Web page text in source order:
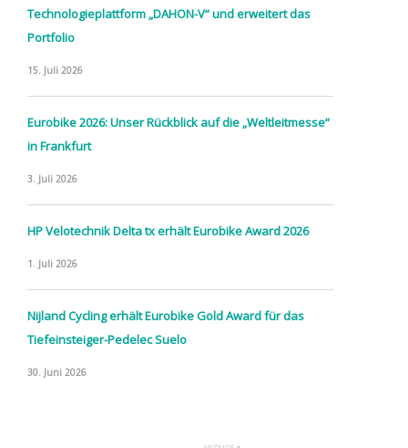
Technologieplattform „DAHON-V“ und erweitert das
Portfolio
15. Juli 2026
Eurobike 2026: Unser Rückblick auf die „Weltleitmesse“
in Frankfurt
3. Juli 2026
HP Velotechnik Delta tx erhält Eurobike Award 2026
1. Juli 2026
Nijland Cycling erhält Eurobike Gold Award für das
Tiefeinsteiger-Pedelec Suelo
30. Juni 2026